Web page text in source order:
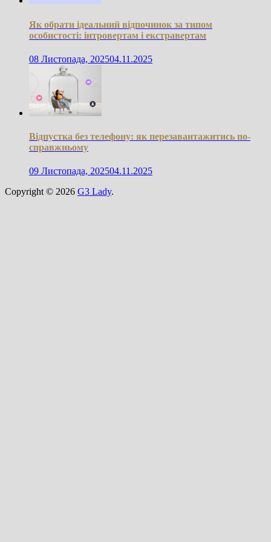
Як обрати ідеальний відпочинок за типом
особистості: інтровертам і екстравертам
08 Листопада, 202504.11.2025
Відпустка без телефону: як перезавантажитись по-
справжньому
09 Листопада, 202504.11.2025
Copyright © 2026 G3 Lady.